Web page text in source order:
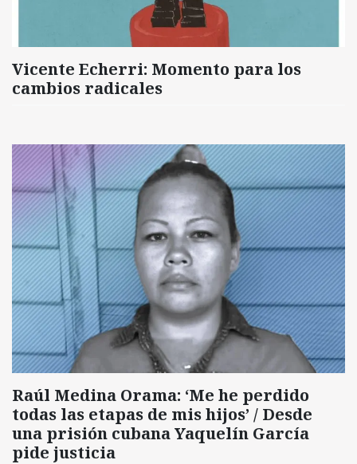
Vicente Echerri: Momento para los
cambios radicales
Raúl Medina Orama: ‘Me he perdido
todas las etapas de mis hijos’ / Desde
una prisión cubana Yaquelín García
pide justicia